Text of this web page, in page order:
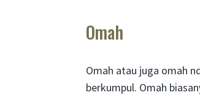
Omah
Omah atau juga omah
berkumpul. Omah